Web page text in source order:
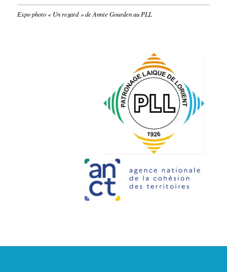
Expo photo « Un regard » de Annie Gourden au PLL